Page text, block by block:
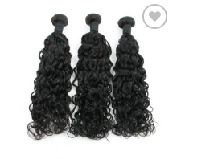
Ajouter
à la liste
de
souhaits